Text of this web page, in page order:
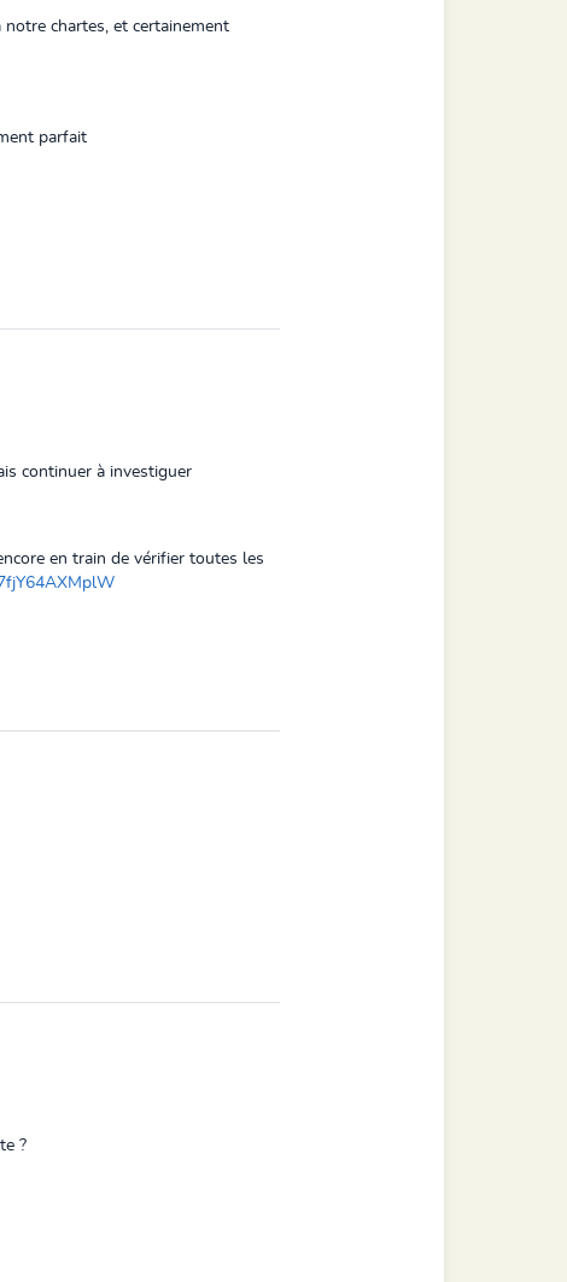
chartes, et certainement
parfait
continuer à investiguer
en train de vérifier toutes les
?